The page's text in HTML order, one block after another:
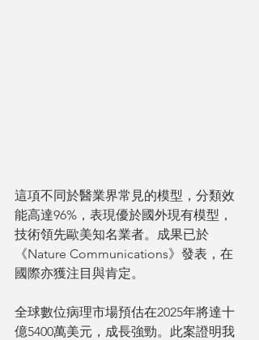
這項不同於醫業界常見的模型，分類效
能高達96%，表現優於國外現有模型，
技術領先歐美知名業者。成果已於
《Nature Communications》發表，在
國際亦獲注目與肯定。
全球數位病理市場預估在2025年將達十
億5400萬美元，成長強勁。此案證明我